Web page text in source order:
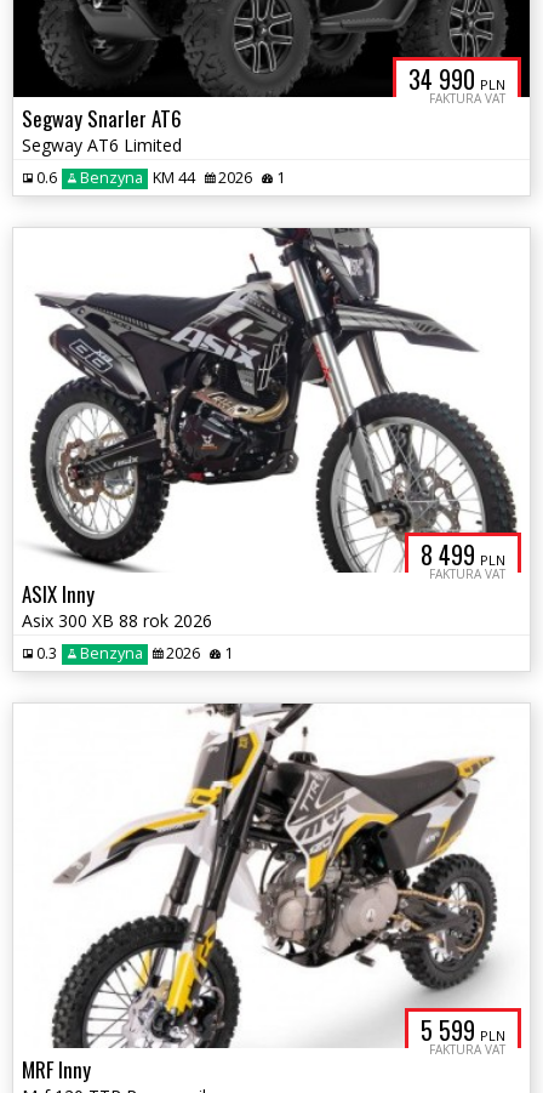
34 990 PLN
FAKTURA VAT
Segway Snarler AT6
Segway AT6 Limited
0.6 Benzyna KM 44 2026 1
8 499 PLN
FAKTURA VAT
ASIX Inny
Asix 300 XB 88 rok 2026
0.3 Benzyna 2026 1
5 599 PLN
FAKTURA VAT
MRF Inny